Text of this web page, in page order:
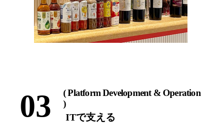
03 ITで支える
( Platform Development & Operation
)